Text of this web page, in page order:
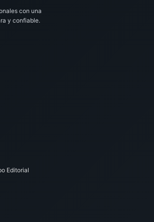
con una
y confiable.
Editorial